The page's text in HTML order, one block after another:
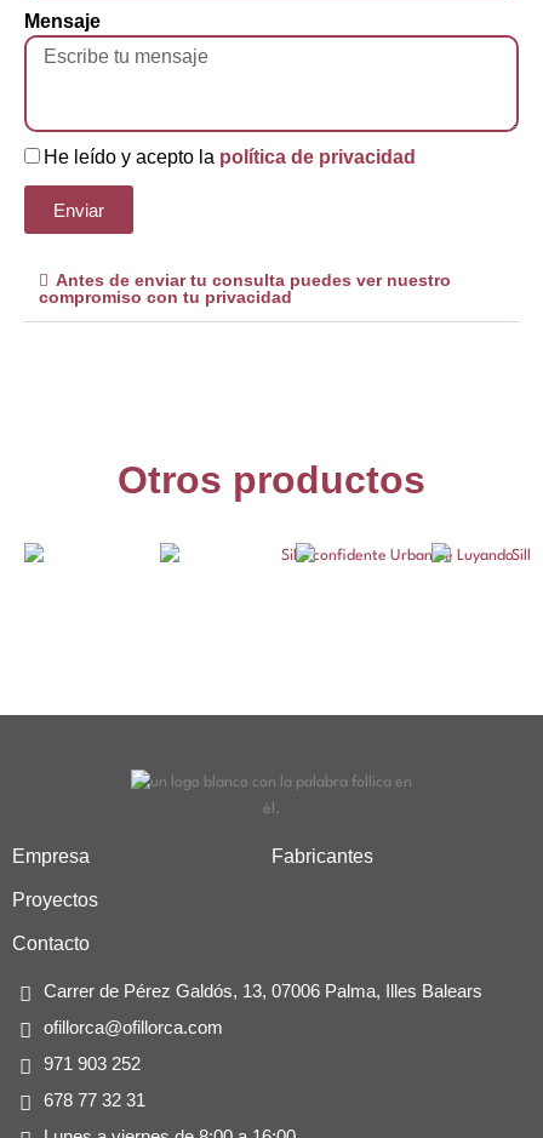
Mensaje
He leído y acepto la política de privacidad
Enviar
Antes de enviar tu consulta puedes ver nuestro
compromiso con tu privacidad
Otros productos
Empresa Fabricantes
Proyectos
Contacto
Carrer de Pérez Galdós, 13, 07006 Palma, Illes Balears
ofillorca@ofillorca.com
971 903 252
678 77 32 31